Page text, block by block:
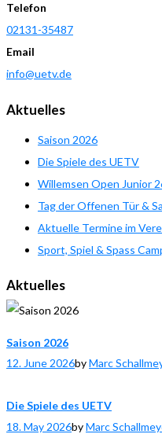
Telefon
02131-35487
Email
info@uetv.de
Aktuelles
Saison 2026
Die Spiele des UETV
Willemsen Open Junior
Tag der Offenen Tür &
Aktuelle Termine im
Sport, Spiel & Spass
Aktuelles
Saison 2026
12. June 2026byMarc
Die Spiele des UETV
18. May 2026byMarc